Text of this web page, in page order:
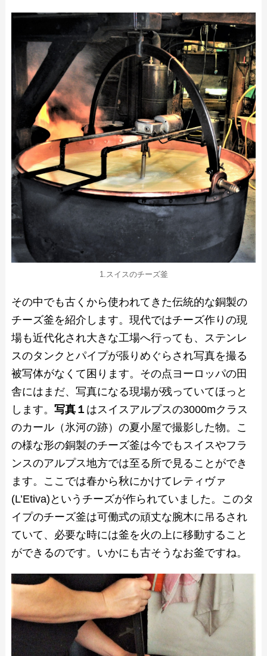
1.スイスのチーズ釜
その中でも古くから使われてきた伝統的な銅製の
チーズ釜を紹介します。現代ではチーズ作りの現
場も近代化され大きな工場へ行っても、ステンレ
スのタンクとパイプが張りめぐらされ写真を撮る
被写体がなくて困ります。その点ヨーロッパの田
舎にはまだ、写真になる現場が残っていてほっと
します。 写真１ はスイスアルプスの3000mクラス
のカール（氷河の跡）の夏小屋で撮影した物。こ
の様な形の銅製のチーズ釜は今でもスイスやフラ
ンスのアルプス地方では至る所で見ることができ
ます。ここでは春から秋にかけてレティヴァ
(L’Etiva)というチーズが作られていました。このタ
イプのチーズ釜は可働式の頑丈な腕木に吊るされ
ていて、必要な時には釜を火の上に移動すること
ができるのです。いかにも古そうなお釜ですね。